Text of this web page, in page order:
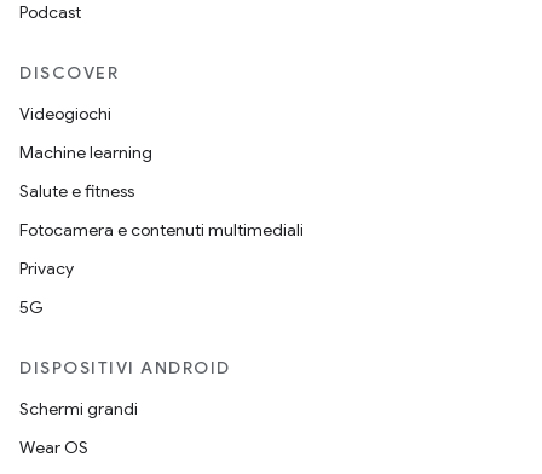
Podcast
DISCOVER
Videogiochi
Machine learning
Salute e fitness
Fotocamera e contenuti multimediali
Privacy
5G
DISPOSITIVI ANDROID
Schermi grandi
Wear OS